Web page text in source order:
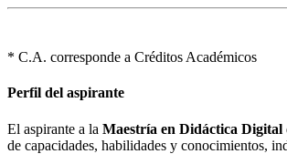
* C.A. corresponde a Créditos Académicos
Perfil del aspirante
El aspirante a la Maestría en Didáctica Digital
de capacidades, habilidades y conocimientos,